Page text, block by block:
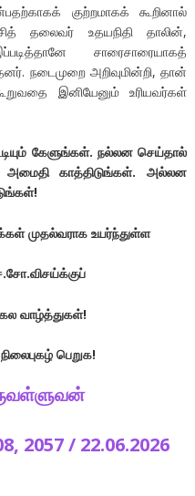
குற்றமாகக் கூறினால்
தலைவர் உதயநிதி தாலின்,
சாரைசாரையாகத்
நடைமுறை அறிவுமின்றி, தான்
இனியேனும் உரியவர்கள்
கேளுங்கள். நல்லன செய்தால்
காத்திடுங்கள். அல்லன
முதல்வராக உயர்ந்துள்ள
வாழ்த்துகள்!
பெறுக!
2057 / 22.06.2026